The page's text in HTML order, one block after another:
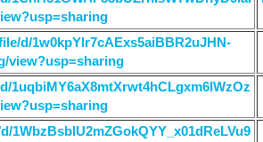
d/1w0kpYlr7cAExs5aiBBR2uJHN-
view?usp=sharing
1uqbiMY6aX8mtXrwt4hCLgxm6lWzOz
1WbzBsblU2mZGokQYY_x01dReLVu9